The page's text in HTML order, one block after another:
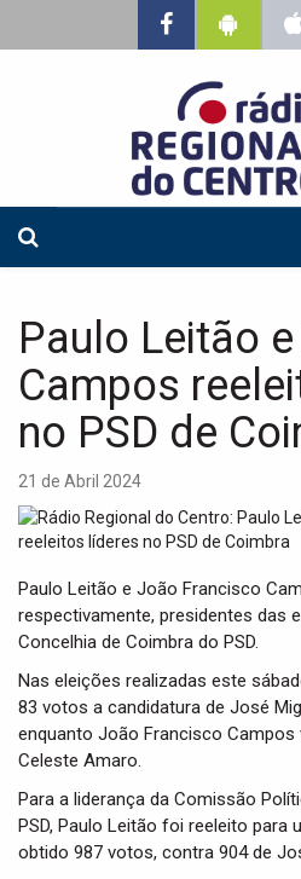
Paulo Leitão
Campos
no PSD de
21 de Abril 2024
Paulo Leitão e João Francisco
respectivamente, presidentes das
Concelhia de Coimbra do PSD.
Nas eleições realizadas este
83 votos a candidatura de José
enquanto João Francisco
Celeste Amaro.
Para a liderança da Comissão
PSD, Paulo Leitão foi reeleito para
obtido 987 votos, contra 904 de